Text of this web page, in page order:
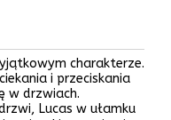
charakterze.
i przeciskania
w drzwiach.
Lucas w ułamku